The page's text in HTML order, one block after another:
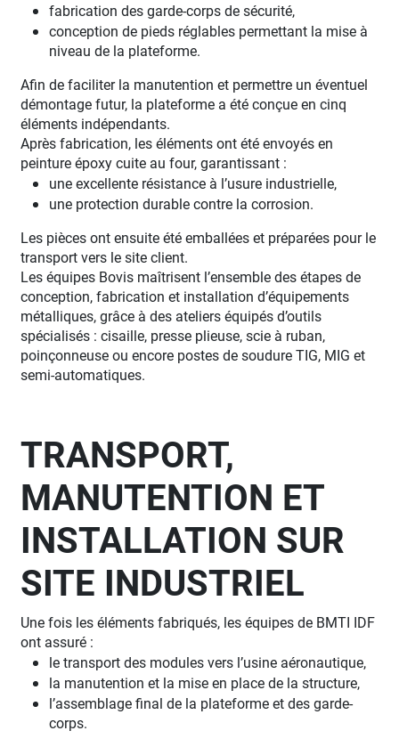
fabrication des garde-corps de sécurité,
conception de pieds réglables permettant la mise à
niveau de la plateforme.
Afin de faciliter la manutention et permettre un éventuel
démontage futur, la plateforme a été conçue en cinq
éléments indépendants.
Après fabrication, les éléments ont été envoyés en
peinture époxy cuite au four, garantissant :
une excellente résistance à l’usure industrielle,
une protection durable contre la corrosion.
Les pièces ont ensuite été emballées et préparées pour le
transport vers le site client.
Les équipes Bovis maîtrisent l’ensemble des étapes de
conception, fabrication et installation d’équipements
métalliques, grâce à des ateliers équipés d’outils
spécialisés : cisaille, presse plieuse, scie à ruban,
poinçonneuse ou encore postes de soudure TIG, MIG et
semi-automatiques.
TRANSPORT,
MANUTENTION ET
INSTALLATION SUR
SITE INDUSTRIEL
Une fois les éléments fabriqués, les équipes de BMTI IDF
ont assuré :
le transport des modules vers l’usine aéronautique,
la manutention et la mise en place de la structure,
l’assemblage final de la plateforme et des garde-
corps.